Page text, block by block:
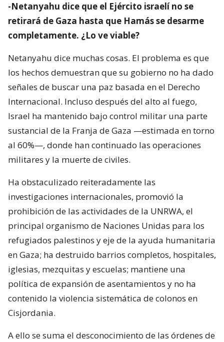
-Netanyahu dice que el Ejército israelí no se
retirará de Gaza hasta que Hamás se desarme
completamente. ¿Lo ve viable?
Netanyahu dice muchas cosas. El problema es que
los hechos demuestran que su gobierno no ha dado
señales de buscar una paz basada en el Derecho
Internacional. Incluso después del alto al fuego,
Israel ha mantenido bajo control militar una parte
sustancial de la Franja de Gaza —estimada en torno
al 60%—, donde han continuado las operaciones
militares y la muerte de civiles.
Ha obstaculizado reiteradamente las
investigaciones internacionales, promovió la
prohibición de las actividades de la UNRWA, el
principal organismo de Naciones Unidas para los
refugiados palestinos y eje de la ayuda humanitaria
en Gaza; ha destruido barrios completos, hospitales,
iglesias, mezquitas y escuelas; mantiene una
política de expansión de asentamientos y no ha
contenido la violencia sistemática de colonos en
Cisjordania.
A ello se suma el desconocimiento de las órdenes de